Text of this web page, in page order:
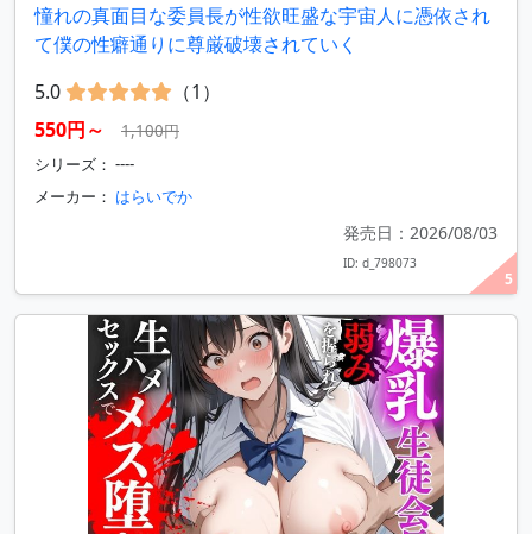
5
憧れの真面目な委員長が性欲旺盛な宇宙人に憑依され
て僕の性癖通りに尊厳破壊されていく
5.0
（1）
550円～
1,100円
シリーズ： ----
メーカー： はらいでか
発売日：2026/08/03
ID: d_798073